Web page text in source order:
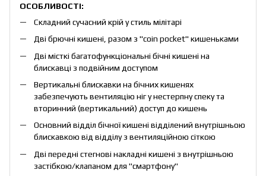
ОСОБЛИВОСТІ:
Складний сучасний крій у стиль мілітарі
Дві брючні кишені, разом з "coin pocket" кишеньками
Дві місткі багатофункціональні бічні кишені на
блискавці з подвійним доступом
Вертикальні блискавки на бічних кишенях
забезпечують вентиляцію ніг у нестерпну спеку та
вторинний (вертикальний) доступ до кишень
Основний відділ бічної кишені відділений внутрішньою
блискавкою від відділу з вентиляційною сіткою
Дві передні стегнові накладні кишені з внутрішньою
застібкою/клапаном для "смартфону"